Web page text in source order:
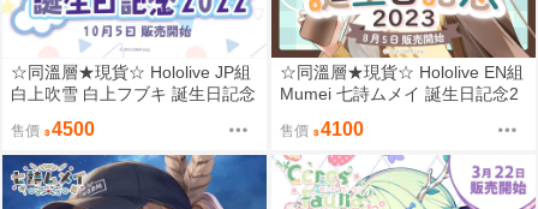
☆同溫層★現貨☆ Hololive JP組
白上吹雪 白上フブキ 誕生日記念
售價 4500
☆同溫層★現貨☆ Hololive EN組
Mumei 七詩ムメイ 誕生日記念2
售價 4100